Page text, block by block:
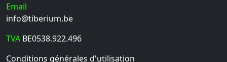
Email
info@tiberium.be
TVA BE0538.922.496
Conditions générales d'utilisation